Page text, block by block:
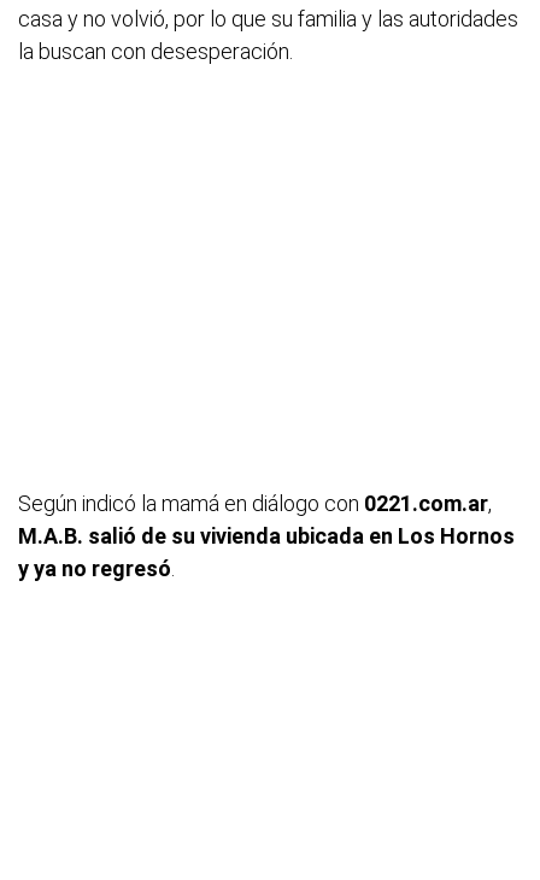
casa y no volvió, por lo que su familia y las autoridades
la buscan con desesperación.
Según indicó la mamá en diálogo con 0221.com.ar,
M.A.B. salió de su vivienda ubicada en Los Hornos
y ya no regresó